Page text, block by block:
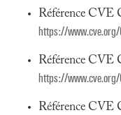
Référence
https://
Référence
https://
Référence